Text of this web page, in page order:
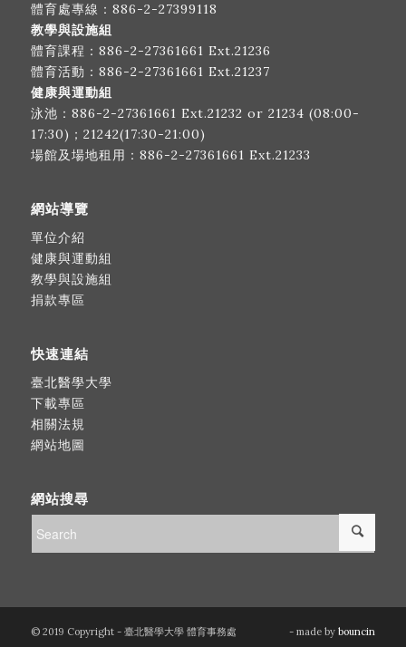
體育處專線： 886-2-27399118
教學與設施組
體育課程： 886-2-27361661 Ext.21236
體育活動： 886-2-27361661 Ext.21237
健康與運動組
泳池： 886-2-27361661 Ext.21232 or 21234 (08:00-
17:30)；21242(17:30-21:00)
場館及場地租用： 886-2-27361661 Ext.21233
網站導覽
單位介紹
健康與運動組
教學與設施組
捐款專區
快速連結
臺北醫學大學
下載專區
相關法規
網站地圖
網站搜尋
© 2019 Copyright - 臺北醫學大學 體育事務處 - made bybouncin